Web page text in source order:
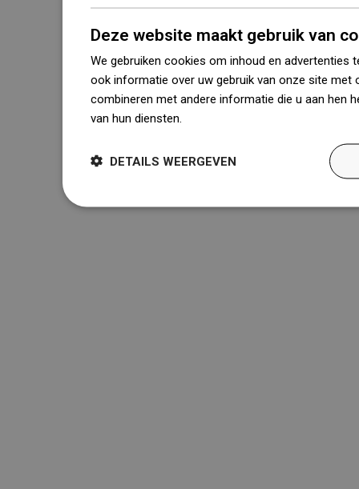
Deze website maakt gebruik van
We gebruiken cookies om inhoud en advertenties
ook informatie over uw gebruik van onze site met
combineren met andere informatie die u aan hen
van hun diensten.
DETAILS WEERGEVEN